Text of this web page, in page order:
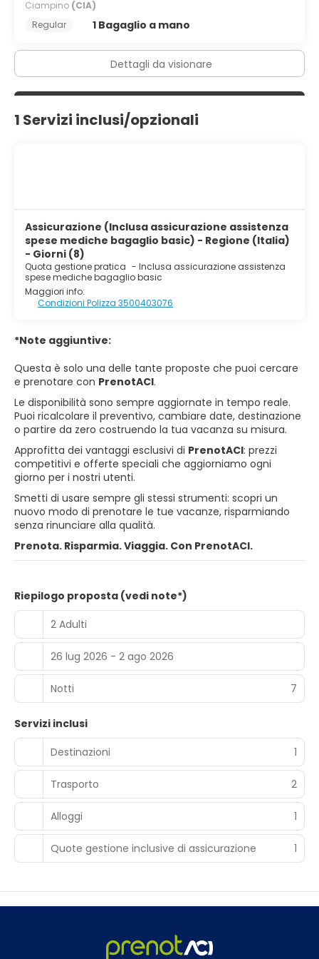
camera con orario limitato. La colazione a buffet è
disponibile a pagamento tutti i giorni dalle ore 07:30 alle
Potrai usufruire di accesso gratuito a Internet via cavo,
una postazione PC e check-in veloce. Gli ospiti avranno a
disposizione una navetta da e per l'aeroporto a
loco.
Ciampino (CIA)
Regular
1 Bagaglio a mano
Dettagli da visionare
1 Servizi inclusi/opzionali
Assicurazione (Inclusa assicurazione assistenza
spese mediche bagaglio basic) - Regione (Italia)
- Giorni (8)
Quota gestione pratica - Inclusa assicurazione assistenza
spese mediche bagaglio basic
Maggiori info:
Condizioni Polizza 3500403076
*Note aggiuntive:
Questa è solo una delle tante proposte che puoi cercare
e prenotare con PrenotACI.
Le disponibilità sono sempre aggiornate in tempo reale.
Puoi ricalcolare il preventivo, cambiare date, destinazione
o partire da zero costruendo la tua vacanza su misura.
Approfitta dei vantaggi esclusivi di PrenotACI: prezzi
competitivi e offerte speciali che aggiorniamo ogni
giorno per i nostri utenti.
Smetti di usare sempre gli stessi strumenti: scopri un
nuovo modo di prenotare le tue vacanze, risparmiando
senza rinunciare alla qualità.
Prenota. Risparmia. Viaggia. Con PrenotACI.
Riepilogo proposta (vedi note*)
2 Adulti
26 lug 2026 - 2 ago 2026
Notti 7
Servizi inclusi
Destinazioni
1
Trasporto 2
Alloggi 1
Quote gestione inclusive di assicurazione 1